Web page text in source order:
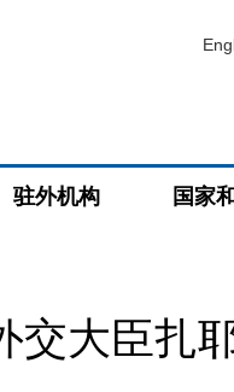
驻外机构 国家
交大臣扎